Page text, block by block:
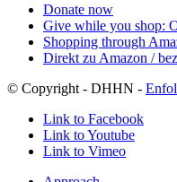
Donate now
Give while you shop:
Shopping through
Direkt zu Amazon /
© Copyright - DHHN -
Link to Facebook
Link to Youtube
Link to Vimeo